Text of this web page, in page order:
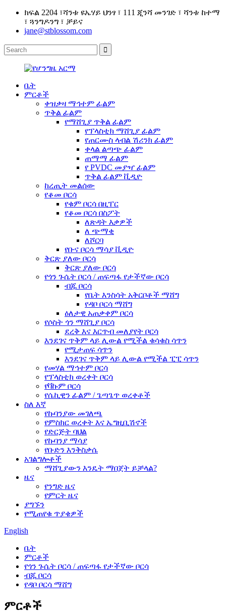
ክፍል 2204 ፣ሻንቱ ዩኤሃይ ህንፃ ፣ 111 ጂንሻ መንገድ ፣ ሻንቱ ከተማ
፣ ጓንግዶንግ ፣ ቻይና
jane@stblossom.com
ቤት
ምርቶች
ቀዝቃዛ ማኅተም ፊልም
ጥቅል ፊልም
የማሸጊያ ጥቅል ፊልም
የፕላስቲክ ማሸጊያ ፊልም
የጠርሙስ ላብል ሽሪንክ ፊልም
ቀላል ልጣጭ ፊልም
ጠማማ ፊልም
የ PVDC መያዣ ፊልም
ጥቅል ፊልም ቪዲዮ
ከረጢት መልሰው
የቆመ ቦርሳ
የቁም ቦርሳ በዚፐር
የቆመ ቦርሳ በስፖት
ለጽዳት እቃዎች
ለ ጭማቂ
ለሾርባ
የቡና ቦርሳ ማሳያ ቪዲዮ
ቅርጽ ያለው ቦርሳ
ቅርጽ ያለው ቦርሳ
የጎን ጉሴት ቦርሳ / ጠፍጣፋ የታችኛው ቦርሳ
ብጁ ቦርሳ
የቤት እንስሳት አቅርቦቶች ማሸግ
የዳቦ ቦርሳ ማሸግ
ዕለታዊ አጠቃቀም ቦርሳ
የሶስት ጎን ማሸጊያ ቦርሳ
ደረቅ እና እርጥብ መለያየት ቦርሳ
እንደገና ጥቅም ላይ ሊውል የሚችል ቁሳቁስ ሳጥን
የሚታጠፍ ሳጥን
እንደገና ጥቅም ላይ ሊውል የሚችል ፒፒ ሳጥን
የመሃል ማኅተም ቦርሳ
የፕላስቲክ ወረቀት ቦርሳ
የቫኩም ቦርሳ
የሴኪዊን ፊልም / ጌጣጌጥ ወረቀቶች
ስለ እኛ
የኩባንያው መገለጫ
የምስክር ወረቀት እና ኤግዚቢሽኖች
የድርጅት ባህል
የኩባንያ ማሳያ
የቡድን እንቅስቃሴ
አገልግሎቶች
ማሸጊያውን እንዴት ማበጀት ይቻላል?
ዜና
የንግድ ዜና
የምርት ዜና
ያግኙን
የሚጠየቁ ጥያቄዎች
English
ቤት
ምርቶች
የጎን ጉሴት ቦርሳ / ጠፍጣፋ የታችኛው ቦርሳ
ብጁ ቦርሳ
የዳቦ ቦርሳ ማሸግ
ምርቶች